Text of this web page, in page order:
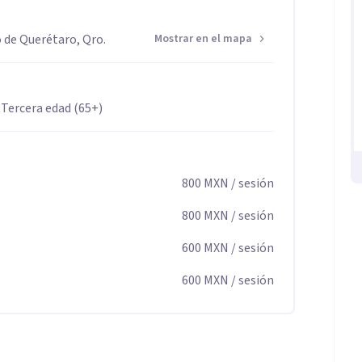
experiencia en el acompañamiento emocional de
y procesos de cambio. Mi enfoque integra
desde la ética, la confidencialidad y el
un espacio seguro que favorece la reflexión, el
de Querétaro, Qro.
Mostrar en el mapa
edad (65+)
800 MXN / sesión
800 MXN / sesión
600 MXN / sesión
600 MXN / sesión